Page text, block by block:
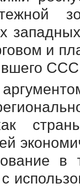
и
в